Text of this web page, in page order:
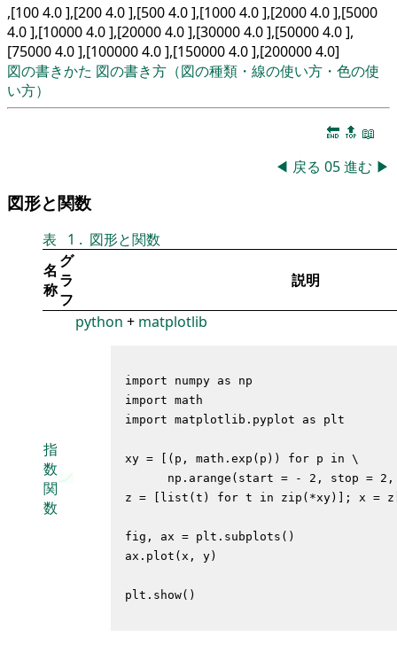
,[100 4.0 ],[200 4.0 ],[500 4.0 ],[1000 4.0 ],[2000 4.0 ],[5000
4.0 ],[10000 4.0 ],[20000 4.0 ],[30000 4.0 ],[50000 4.0 ],
[75000 4.0 ],[100000 4.0 ],[150000 4.0 ],[200000 4.0]
図の書きかた 図の書き方（図の種類・線の使い方・色の使
い方）
🔚 🔝 📖
◀ 戻る 05進む ▶
図形と関数
表 1 . 図形と関数
名
称
グ
ラ
フ
説明
指
数
関
数
python + matplotlib
import numpy as np
import math
import matplotlib.pyplot as plt
xy = [(p, math.exp(p)) for p in \
np.arange(start = - 2, stop =
z = [list(t) for t in zip(*xy)]; x =
fig, ax = plt.subplots()
ax.plot(x, y)